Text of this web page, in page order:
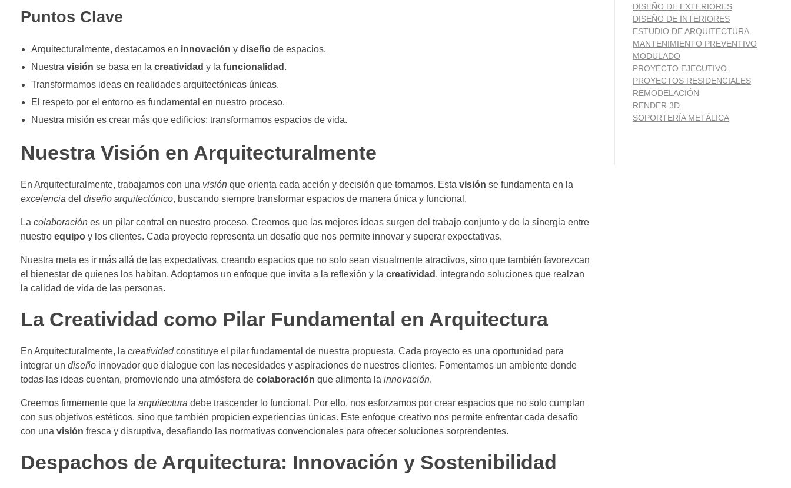
Puntos Clave
Arquitecturalmente, destacamos en innovación y diseñode espacios.
Nuestra visión se basa en la creatividad y la funcionalidad .
Transformamos ideas en realidades arquitectónicas únicas.
El respeto por el entorno es fundamental en nuestro proceso.
Nuestra misión es crear más que edificios; transformamos espacios de vida.
Nuestra Visión en Arquitecturalmente
En Arquitecturalmente, trabajamos con una visión que orienta cada acción y decisión que tomamos. Esta visión se fundamenta en la
excelencia del diseño arquitectónico, buscando siempre transformar espacios de manera única y funcional.
La colaboración es un pilar central en nuestro proceso. Creemos que las mejores ideas surgen del trabajo conjunto y de la sinergia entre
nuestro equipo y los clientes. Cada proyecto representa un desafío que nos permite innovar y superar expectativas.
Nuestra meta es ir más allá de las expectativas, creando espacios que no solo sean visualmente atractivos, sino que también favorezcan
el bienestar de quienes los habitan. Adoptamos un enfoque que invita a la reflexión y la creatividad , integrando soluciones que realzan
la calidad de vida de las personas.
La Creatividad como Pilar Fundamental en Arquitectura
En Arquitecturalmente, la creatividadconstituye el pilar fundamental de nuestra propuesta. Cada proyecto es una oportunidad para
integrar un diseño innovador que dialogue con las necesidades y aspiraciones de nuestros clientes. Fomentamos un ambiente donde
todas las ideas cuentan, promoviendo una atmósfera de colaboración que alimenta la innovación.
Creemos firmemente que la arquitectura debe trascender lo funcional. Por ello, nos esforzamos por crear espacios que no solo cumplan
con sus objetivos estéticos, sino que también propicien experiencias únicas. Este enfoque creativo nos permite enfrentar cada desafío
con una visión fresca y disruptiva, desafiando las normativas convencionales para ofrecer soluciones sorprendentes.
Despachos de Arquitectura: Innovación y Sostenibilidad
DISEÑO DE EXTERIORES
DISEÑO DE INTERIORES
ESTUDIO DE ARQUITECTURA
MANTENIMIENTO PREVENTIVO
MODULADO
PROYECTO EJECUTIVO
PROYECTOS RESIDENCIALES
REMODELACIÓN
RENDER 3D
SOPORTERÍA METÁLICA